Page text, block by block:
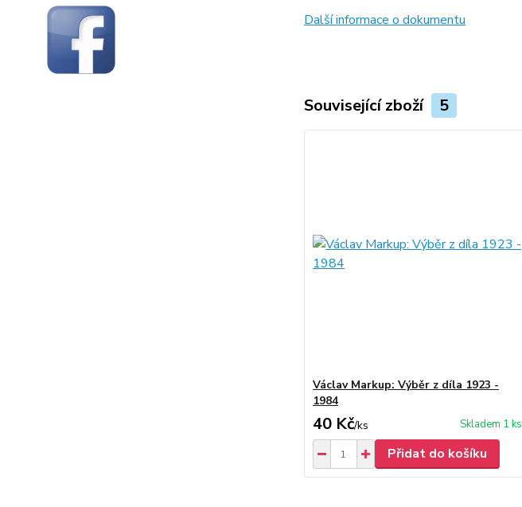
Další informace o dokumentu
Související zboží 5
Václav Markup: Výběr z díla 1923 -
1984
40 Kč/ks Skladem 1 ks
Přidat do košíku